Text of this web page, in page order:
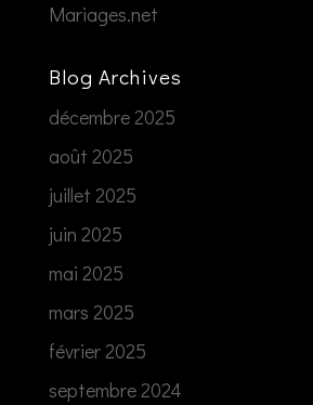
Mariages.net
Blog Archives
décembre 2025
août 2025
juillet 2025
juin 2025
mai 2025
mars 2025
février 2025
septembre 2024